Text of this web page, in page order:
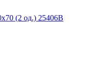
(2 од.) 25406В